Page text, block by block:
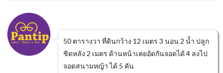
50 ตารางวา ที่ดินกว้าง 12 เมตร 3 นอน 2 น้ำ ปลูก
ชิดหลัง 2 เมตร ด้านหน้าเคยอัดกันจอดได้ 4 ลงไป
จอดสนามหญ้า ได้ 5 คัน